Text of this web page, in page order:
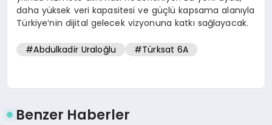
daha yüksek veri kapasitesi ve güçlü kapsama alanıyla
Türkiye’nin dijital gelecek vizyonuna katkı sağlayacak.
#Abdulkadir Uraloğlu #Türksat 6A
Benzer Haberler